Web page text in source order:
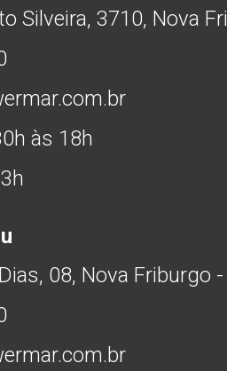
Silveira, 3710, Nova
às 18h
08, Nova Friburgo